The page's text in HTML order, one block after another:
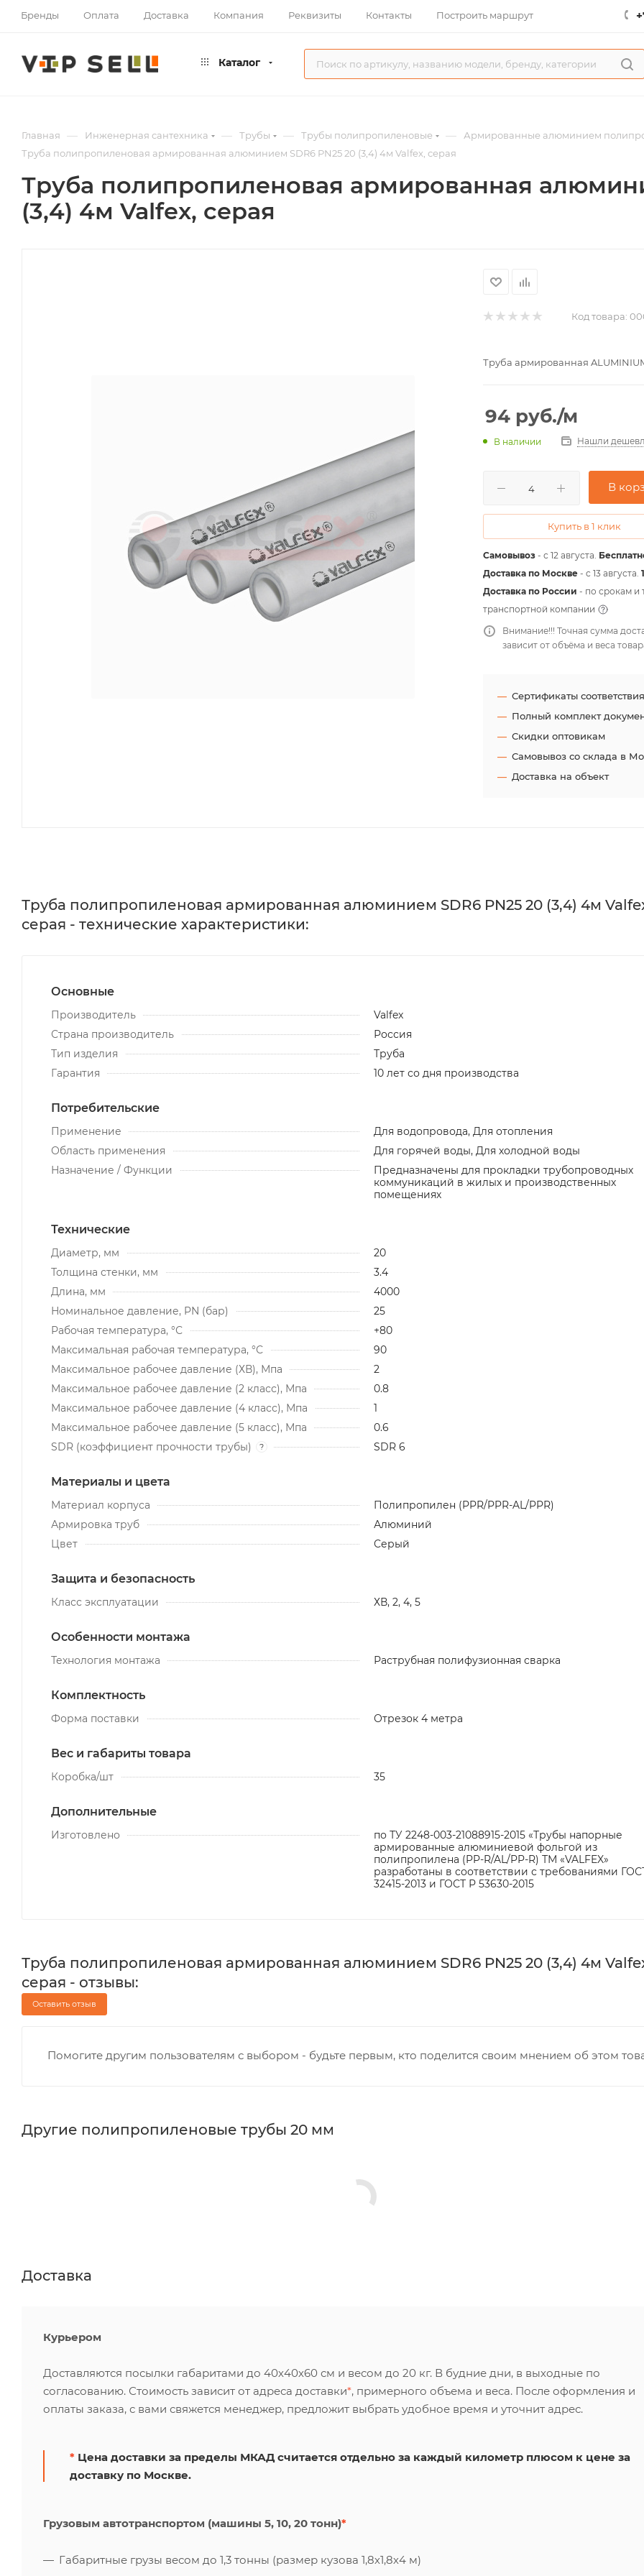
Бренды Оплата Доставка Компания Реквизиты Контакты Построить маршрут
Каталог
Главная — Инженерная сантехника — Трубы — Трубы полипропиленовые —
Армированные алюминием
Труба полипропиленовая армированная алюминием SDR6 PN25 20 (3,4) 4м Valfex, серая
Труба полипропиленовая армированная
(3,4) 4м Valfex, серая
Код товара:
Труба армированная
94 руб./м
В наличии Нашли
В
Купить в 1 клик
Самовывоз - с 12 августа.
Доставка по Москве - c 13 августа.
Доставка по России - по срокам и
транспортной компании
Внимание!!! Точная сумма
зависит от объёма и веса
Сертификаты соответствия
Полный комплект
Скидки оптовикам
Самовывоз со склада в
Доставка на объект
Труба полипропиленовая армированная алюминием SDR6 PN25 20 (3,4) 4м
серая - технические характеристики:
Основные
Производитель
Valfex
Страна производитель
Россия
Тип изделия
Труба
Гарантия
10 лет со дня производства
Потребительские
Применение
Для водопровода, Для отопления
Область применения
Для горячей воды, Для холодной воды
Назначение / Функции
Предназначены для прокладки трубопроводных
коммуникаций в жилых и производственных
помещениях
Технические
Диаметр, мм
20
Толщина стенки, мм
3.4
Длина, мм
4000
Номинальное давление, PN (бар)
25
Рабочая температура, °С
+80
Максимальная рабочая температура, °С
90
Максимальное рабочее давление (ХВ), Мпа
2
Максимальное рабочее давление (2 класс), Мпа
0.8
Максимальное рабочее давление (4 класс), Мпа
1
Максимальное рабочее давление (5 класс), Мпа
0.6
SDR (коэффициент прочности трубы)
? SDR 6
Материалы и цвета
Материал корпуса
Полипропилен (PPR/PPR-AL/PPR)
Армировка труб
Алюминий
Цвет
Серый
Защита и безопасность
Класс эксплуатации ХВ, 2, 4, 5
Особенности монтажа
Технология монтажа Раструбная полифузионная сварка
Комплектность
Форма поставки Отрезок 4 метра
Вес и габариты товара
Коробка/шт 35
Дополнительные
Изготовлено
по ТУ 2248-003-21088915-2015 «Трубы напорные
армированные алюминиевой фольгой из
полипропилена (PP-R/AL/PP-R) ТМ «VALFEX»
разработаны в соответствии с требованиями
32415-2013 и ГОСТ Р 53630-2015
Труба полипропиленовая армированная алюминием SDR6 PN25 20 (3,4) 4м
серая - отзывы:
Оставить отзыв
Помогите другим пользователям с выбором - будьте первым, кто поделится своим мнением об этом
Другие полипропиленовые трубы 20 мм
Доставка
Курьером
Доставляются посылки габаритами до 40х40х60 см и весом до 20 кг. В будние дни, в выходные по
согласованию. Стоимость зависит от адреса доставки*, примерного объема и веса. После оформления и
оплаты заказа, с вами свяжется менеджер, предложит выбрать удобное время и уточнит адрес.
* Цена доставки за пределы МКАД считается отдельно за каждый километр плюсом к цене за
доставку по Москве.
Грузовым автотранспортом (машины 5, 10, 20 тонн)*
Габаритные грузы весом до 1,3 тонны (размер кузова 1,8х1,8х4 м)